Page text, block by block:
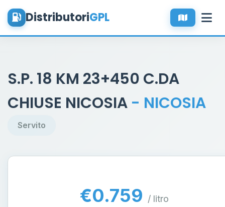
DistributoriGPL
S.P. 18 KM 23+450 C.DA
CHIUSE NICOSIA - NICOSIA
Servito
€0.759 / litro